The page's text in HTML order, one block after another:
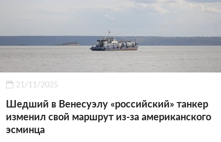
21/11/2025
Шедший в Венесуэлу «российский» танкер
изменил свой маршрут из-за американского
эсминца